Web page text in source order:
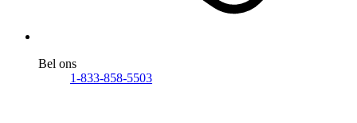
Bel ons
1-833-858-5503